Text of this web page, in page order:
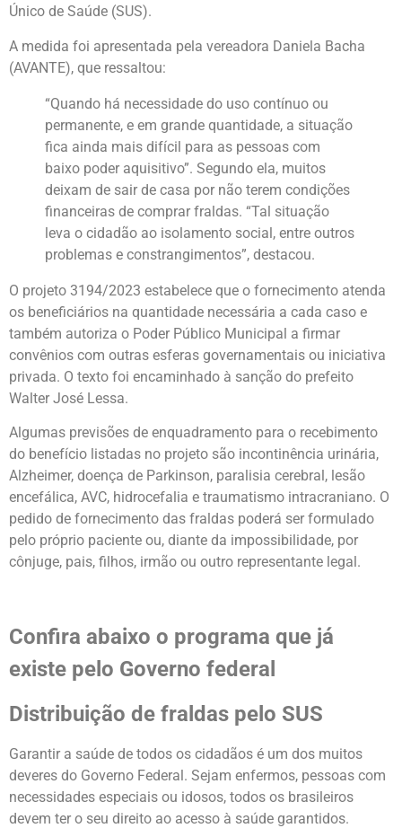
Único de Saúde (SUS).
A medida foi apresentada pela vereadora Daniela Bacha
(AVANTE), que ressaltou:
“Quando há necessidade do uso contínuo ou
permanente, e em grande quantidade, a situação
fica ainda mais difícil para as pessoas com
baixo poder aquisitivo”. Segundo ela, muitos
deixam de sair de casa por não terem condições
financeiras de comprar fraldas. “Tal situação
leva o cidadão ao isolamento social, entre outros
problemas e constrangimentos”, destacou.
O projeto 3194/2023 estabelece que o fornecimento atenda
os beneficiários na quantidade necessária a cada caso e
também autoriza o Poder Público Municipal a firmar
convênios com outras esferas governamentais ou iniciativa
privada. O texto foi encaminhado à sanção do prefeito
Walter José Lessa.
Algumas previsões de enquadramento para o recebimento
do benefício listadas no projeto são incontinência urinária,
Alzheimer, doença de Parkinson, paralisia cerebral, lesão
encefálica, AVC, hidrocefalia e traumatismo intracraniano. O
pedido de fornecimento das fraldas poderá ser formulado
pelo próprio paciente ou, diante da impossibilidade, por
cônjuge, pais, filhos, irmão ou outro representante legal.
Confira abaixo o programa que já
existe pelo Governo federal
Distribuição de fraldas pelo SUS
Garantir a saúde de todos os cidadãos é um dos muitos
deveres do Governo Federal. Sejam enfermos, pessoas com
necessidades especiais ou idosos, todos os brasileiros
devem ter o seu direito ao acesso à saúde garantidos.